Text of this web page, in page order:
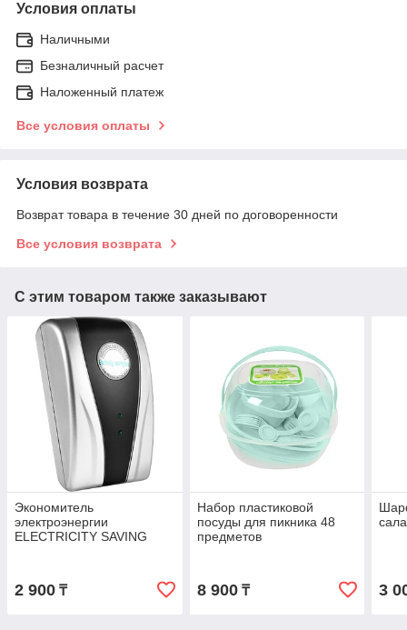
Условия оплаты
Наличными
Безналичный расчет
Наложенный платеж
Все условия оплаты
Условия возврата
Возврат товара в течение 30 дней по договоренности
Все условия возврата
С этим товаром также заказывают
Экономитель
электроэнергии
ELECTRICITY SAVING
2 900 ₸
Набор пластиковой
посуды для пикника 48
предметов
8 900₸ 3